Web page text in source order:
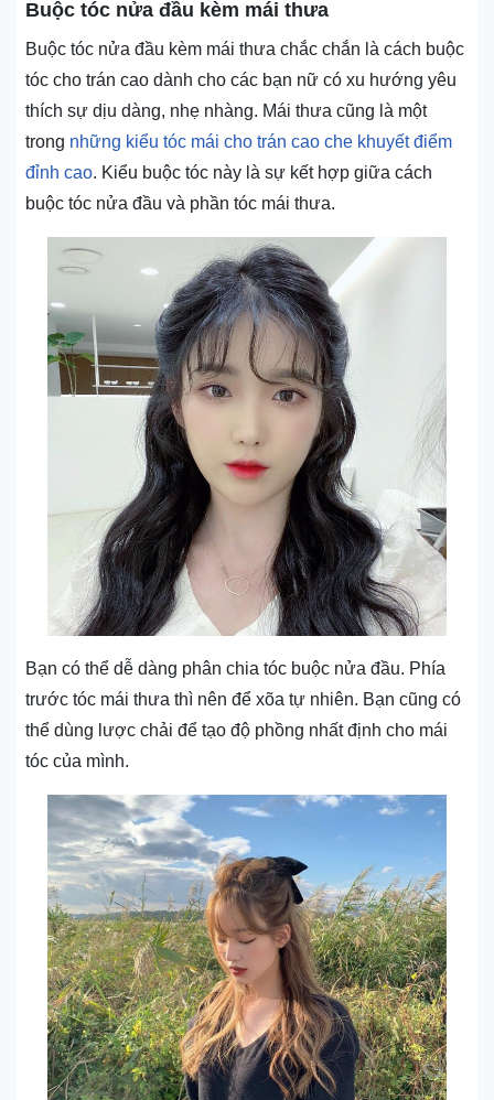
Buộc tóc nửa đầu kèm mái thưa
Buộc tóc nửa đầu kèm mái thưa chắc chắn là cách buộc
tóc cho trán cao dành cho các bạn nữ có xu hướng yêu
thích sự dịu dàng, nhẹ nhàng. Mái thưa cũng là một
trong những kiểu tóc mái cho trán cao che khuyết điểm
đỉnh cao. Kiểu buộc tóc này là sự kết hợp giữa cách
buộc tóc nửa đầu và phần tóc mái thưa.
Bạn có thể dễ dàng phân chia tóc buộc nửa đầu. Phía
trước tóc mái thưa thì nên để xõa tự nhiên. Bạn cũng có
thể dùng lược chải để tạo độ phồng nhất định cho mái
tóc của mình.